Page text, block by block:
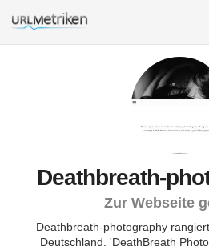
Deathbreath-
Zur Webseite
Deathbreath-photography
Deutschland. 'DeathBreath